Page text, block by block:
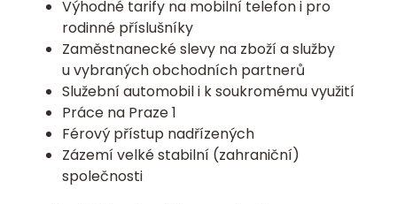
Výhodné tarify na mobilní telefon i pro
rodinné příslušníky
Zaměstnanecké slevy na zboží a služby
u vybraných obchodních partnerů
Služební automobil i k soukromému využití
Práce na Praze 1
Férový přístup nadřízených
Zázemí velké stabilní (zahraniční)
společnosti